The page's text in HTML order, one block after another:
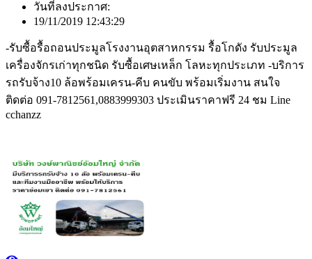
วันที่ลงประกาศ:
19/11/2019 12:43:29
-รับซื้อรื้อถอนประมูลโรงงานอุตสาหกรรม รื้อโกดัง รับประมูล
เครื่องจักรเก่าทุกชนิด รับซื้อเศษเหล็ก โลหะทุกประเภท -บริการ
รถรับจ้าง10 ล้อพร้อมเครน-คีบ คนขับ พร้อมเริ่มงาน สนใจ
ติดต่อ 091-7812561,0883999303 ประเมินราคาฟรี 24 ชม Line
cchanzz